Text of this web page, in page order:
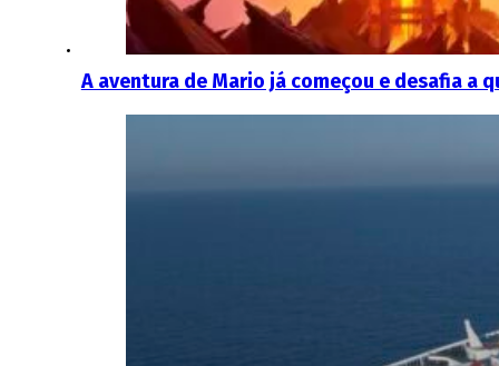
A aventura de Mario já começou e desafia a